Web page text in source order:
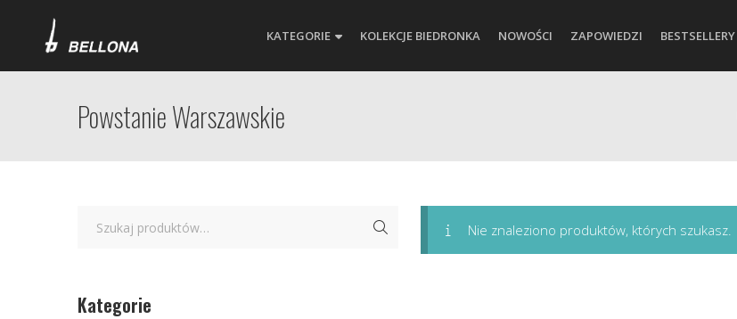
KATEGORIE KOLEKCJE BIEDRONKA NOWOŚCI ZAPOWIEDZI BESTSELLERY
Powstanie Warszawskie
Nie znaleziono produktów, których szukasz.
Kategorie